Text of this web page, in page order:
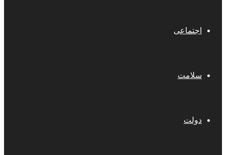
اجتماعی
سلامت
دولت